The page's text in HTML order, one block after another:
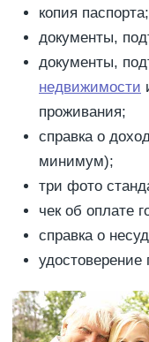
копия паспорта;
документы,
документы,
недвижимости
проживания;
справка о
минимум);
три фото
чек об оплате
справка о
удостоверение